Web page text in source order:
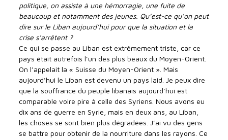
politique, on assiste à une hémorragie, une fuite de
beaucoup et notamment des jeunes. Qu’est-ce qu’on peut
dire sur le Liban aujourd’hui pour que la situation et la
crise s’arrêtent ?
Ce qui se passe au Liban est extrêmement triste, car ce
pays était autrefois l’un des plus beaux du Moyen-Orient.
On l’appelait la « Suisse du Moyen-Orient ». Mais
aujourd’hui le Liban est devenu un pays laid. Je peux dire
que la souffrance du peuple libanais aujourd’hui est
comparable voire pire à celle des Syriens. Nous avons eu
dix ans de guerre en Syrie, mais en deux ans, au Liban,
les choses se sont bien plus dégradées. J’ai vu des gens
se battre pour obtenir de la nourriture dans les rayons. Ce